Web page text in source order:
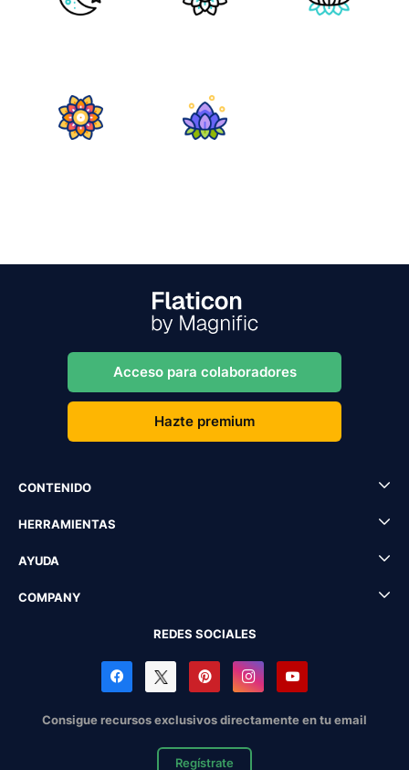
Acceso para colaboradores
Hazte premium
CONTENIDO
HERRAMIENTAS
AYUDA
COMPANY
REDES SOCIALES
Consigue recursos exclusivos directamente en tu email
Regístrate